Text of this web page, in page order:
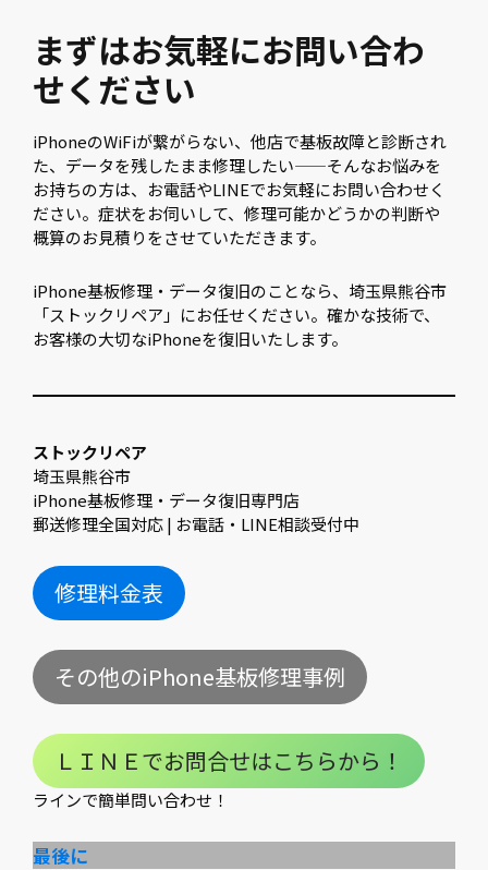
まずはお気軽にお問い合わ
せください
iPhoneのWiFiが繋がらない、他店で基板故障と診断され
た、データを残したまま修理したい——そんなお悩みを
お持ちの方は、お電話やLINEでお気軽にお問い合わせく
ださい。症状をお伺いして、修理可能かどうかの判断や
概算のお見積りをさせていただきます。
iPhone基板修理・データ復旧のことなら、埼玉県熊谷市
「ストックリペア」にお任せください。確かな技術で、
お客様の大切なiPhoneを復旧いたします。
ストックリペア
埼玉県熊谷市
iPhone基板修理・データ復旧専門店
郵送修理全国対応 | お電話・LINE相談受付中
修理料金表
その他のiPhone基板修理事例
ＬＩＮＥでお問合せはこちらから！
ラインで簡単問い合わせ！
最後に